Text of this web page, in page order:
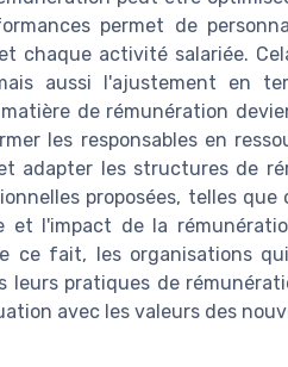
permet de
chaque activité salariée.
aussi l'ajustement en
de rémunération
les responsables en
adapter les structures de
proposées, telles
et l'impact de la
ce fait, les organisations
leurs pratiques de
avec les valeurs des